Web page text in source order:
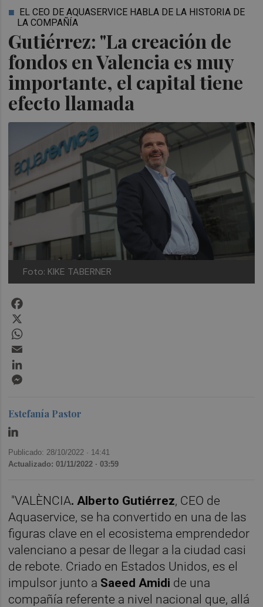
Gutiérrez: "La creación de
fondos en Valencia es muy
importante, el capital tiene
efecto llamada
EL CEO DE AQUASERVICE HABLA DE LA HISTORIA DE
LA COMPAÑÍA
Foto: KIKE TABERNER
Estefanía Pastor
Publicado: 28/10/2022 · 14:41
Actualizado: 01/11/2022 · 03:59
"VALÈNCIA. Alberto Gutiérrez, CEO de
Aquaservice, se ha convertido en una de las
figuras clave en el ecosistema emprendedor
valenciano a pesar de llegar a la ciudad casi
de rebote. Criado en Estados Unidos, es el
impulsor junto a Saeed Amidi de una
compañía referente a nivel nacional que, allá